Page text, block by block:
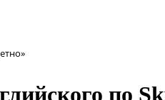
по